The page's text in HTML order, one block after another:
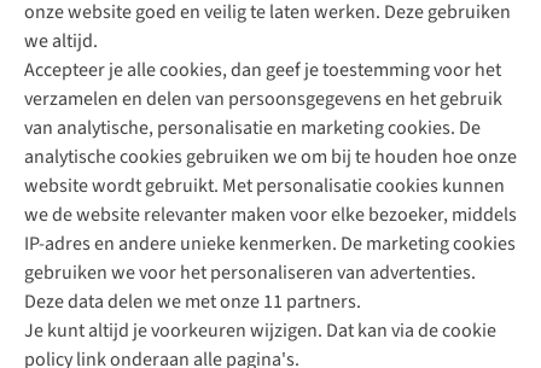
onze website goed en veilig te laten werken. Deze gebruiken
we altijd.
Accepteer je alle cookies, dan geef je toestemming voor het
verzamelen en delen van persoonsgegevens en het gebruik
van analytische, personalisatie en marketing cookies. De
analytische cookies gebruiken we om bij te houden hoe onze
website wordt gebruikt. Met personalisatie cookies kunnen
we de website relevanter maken voor elke bezoeker, middels
IP-adres en andere unieke kenmerken. De marketing cookies
gebruiken we voor het personaliseren van advertenties.
Deze data delen we met onze 11 partners.
Je kunt altijd je voorkeuren wijzigen. Dat kan via de cookie
policy link onderaan alle pagina's.
Direct advies van een Buitenexpert
+31 (0)85 888 50 88
+31 6 12 28 49 80
Contactformulier